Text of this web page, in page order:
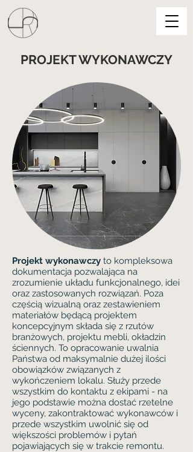
PROJEKT WYKONAWCZY
Projekt wykonawczy to kompleksowa
dokumentacja pozwalająca na
zrozumienie układu funkcjonalnego, idei
oraz zastosowanych rozwiązań. Poza
częścią wizualną oraz zestawieniem
materiałów będącą projektem
koncepcyjnym składa się z rzutów
branżowych, projektu mebli, okładzin
ściennych. To opracowanie uwalnia
Państwa od maksymalnie dużej ilości
obowiązków związanych z
wykończeniem lokalu. Służy przede
wszystkim do kontaktu z ekipami - na
jego podstawie można dostać rzetelne
wyceny, zakontraktować wykonawców i
przede wszystkim uwolnić się od
większości problemów i pytań
pojawiających się w trakcie remontu. ​